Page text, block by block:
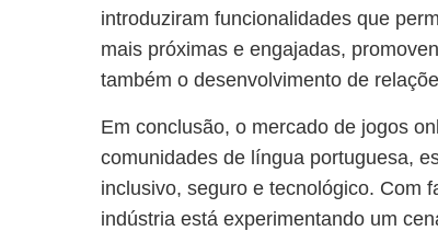
introduziram funcionalidades que
mais próximas e engajadas,
também o desenvolvimento de
Em conclusão, o mercado de jogos
comunidades de língua portuguesa,
inclusivo, seguro e tecnológico. Com
indústria está experimentando um